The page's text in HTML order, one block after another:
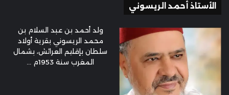
الأستاذ أحمد الريسوني
ولد أحمد بن عبد السلام بن
محمد الريسوني بقرية أولاد
سلطان بإقليم العرائش، بشمال
المغرب سنة 1953م ...